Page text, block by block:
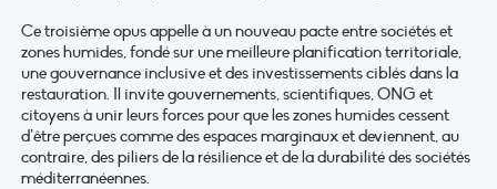
Ce troisième opus appelle à un nouveau pacte entre sociétés et
zones humides, fondé sur une meilleure planification territoriale,
une gouvernance inclusive et des investissements ciblés dans la
restauration. Il invite gouvernements, scientifiques, ONG et
citoyens à unir leurs forces pour que les zones humides cessent
d’être perçues comme des espaces marginaux et deviennent, au
contraire, des piliers de la résilience et de la durabilité des sociétés
méditerranéennes.